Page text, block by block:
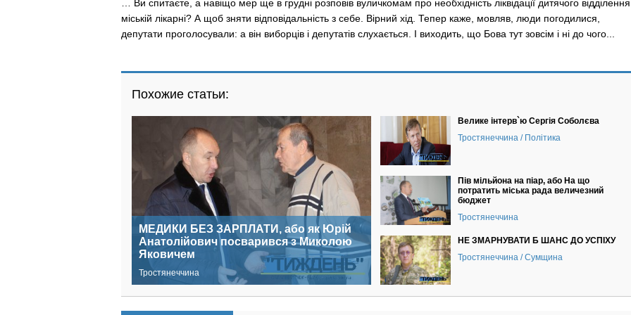
… Ви спитаєте, а навіщо мер ще в грудні розповів вуличкомам про необ­хідність ліквідації дитячого
міській лікарні? А щоб зняти відповідальність з себе. Вірний хід. Тепер каже, мовляв, люди погодилися,
депутати проголосували: а він виборців і депутатів слухається. І виходить, що Бова тут зовсім і ні до чого...
Похожие статьи:
МЕДИКИ БЕЗ ЗАРПЛАТИ, або як Юрій
Анатолійович посварився з Миколою
Яковичем
Тростянеччина
Велике інтерв`ю Сергія Соболєва
Тростянеччина / Політика
Пів мільйона на піар, або На що
потратить міська рада величезний
бюджет
Тростянеччина
НЕ ЗМАРНУВАТИ Б ШАНС ДО УСПІХУ
Тростянеччина / Сумщина